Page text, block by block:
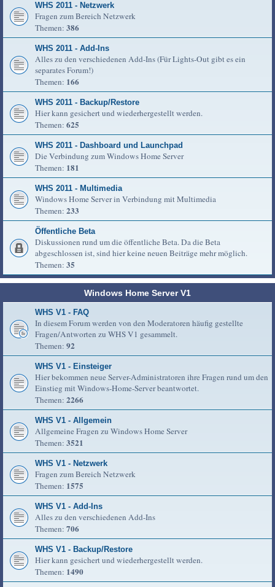
WHS 2011 - Netzwerk
Fragen zum Bereich Netzwerk
Themen: 386
WHS 2011 - Add-Ins
Alles zu den verschiedenen Add-Ins (Für Lights-Out gibt es ein
separates Forum!)
Themen: 166
WHS 2011 - Backup/Restore
Hier kann gesichert und wiederhergestellt werden.
Themen: 625
WHS 2011 - Dashboard und Launchpad
Die Verbindung zum Windows Home Server
Themen: 181
WHS 2011 - Multimedia
Windows Home Server in Verbindung mit Multimedia
Themen: 233
Öffentliche Beta
Diskussionen rund um die öffentliche Beta. Da die Beta
abgeschlossen ist, sind hier keine neuen Beiträge mehr möglich.
Themen: 35
Windows Home Server V1
WHS V1 - FAQ
In diesem Forum werden von den Moderatoren häufig gestellte
Fragen/Antworten zu WHS V1 gesammelt.
Themen: 92
WHS V1 - Einsteiger
Hier bekommen neue Server-Administratoren ihre Fragen rund um den
Einstieg mit Windows-Home-Server beantwortet.
Themen: 2266
WHS V1 - Allgemein
Allgemeine Fragen zu Windows Home Server
Themen: 3521
WHS V1 - Netzwerk
Fragen zum Bereich Netzwerk
Themen: 1575
WHS V1 - Add-Ins
Alles zu den verschiedenen Add-Ins
Themen: 706
WHS V1 - Backup/Restore
Hier kann gesichert und wiederhergestellt werden.
Themen: 1490